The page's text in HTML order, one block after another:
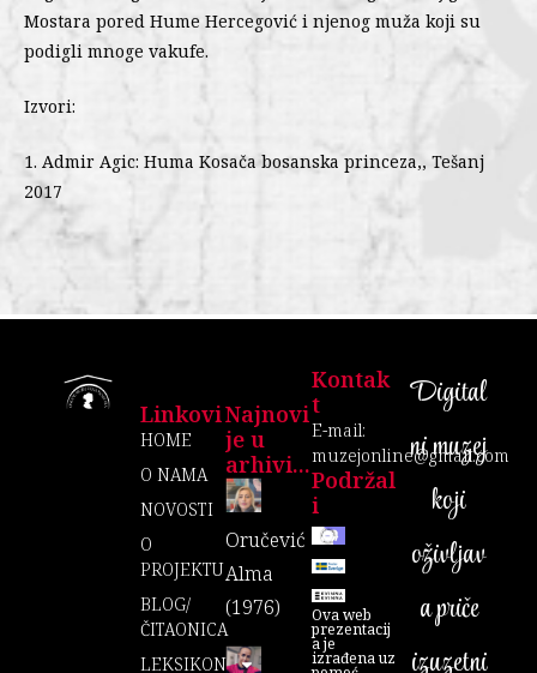
Mostara pored Hume Hercegović i njenog muža koji su
podigli mnoge vakufe.
Izvori:
1. Admir Agic: Huma Kosača bosanska princeza,, Tešanj
2017
Linkovi
HOME
O NAMA
NOVOSTI
O
PROJEKTU
BLOG/
ČITAONICA
LEKSIKON
Najnovi
je u
arhivi...
Oručević
Alma
(1976)
Kontak
T
E-mail:
muzejonline@gmail.com
Podržal
I
Ova web
prezentacij
a je
izrađena uz
Digital
ni muzej
koji
oživljav
a priče
izuzetni